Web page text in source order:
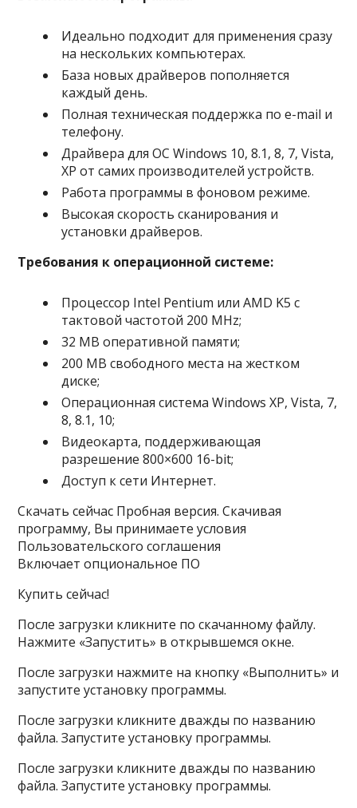
Идеально подходит для применения сразу
на нескольких компьютерах.
База новых драйверов пополняется
каждый день.
Полная техническая поддержка по e-mail и
телефону.
Драйвера для ОС Windows 10, 8.1, 8, 7, Vista,
XP от самих производителей устройств.
Работа программы в фоновом режиме.
Высокая скорость сканирования и
установки драйверов.
Требования к операционной системе:
Процессор Intel Pentium или AMD K5 с
тактовой частотой 200 MHz;
32 MB оперативной памяти;
200 MB свободного места на жестком
диске;
Операционная система Windows XP, Vista, 7,
8, 8.1, 10;
Видеокарта, поддерживающая
разрешение 800×600 16-bit;
Доступ к сети Интернет.
Скачать сейчас Пробная версия. Скачивая
программу, Вы принимаете условия
Пользовательского соглашения
Включает опциональное ПО
Купить сейчас!
После загрузки кликните по скачанному файлу.
Нажмите «Запустить» в открывшемся окне.
После загрузки нажмите на кнопку «Выполнить» и
запустите установку программы.
После загрузки кликните дважды по названию
файла. Запустите установку программы.
После загрузки кликните дважды по названию
файла. Запустите установку программы.